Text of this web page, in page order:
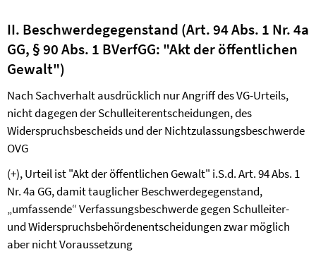
II. Beschwerdegegenstand (Art. 94 Abs. 1 Nr. 4a
GG, § 90 Abs. 1 BVerfGG: "Akt der öffentlichen
Gewalt")
Nach Sachverhalt ausdrücklich nur Angriff des VG-Urteils,
nicht dagegen der Schulleiterentscheidungen, des
Widerspruchsbescheids und der Nichtzulassungsbeschwerde
OVG
(+), Urteil ist "Akt der öffentlichen Gewalt" i.S.d. Art. 94 Abs. 1
Nr. 4a GG, damit tauglicher Beschwerdegegenstand,
„umfassende“ Verfassungsbeschwerde gegen Schulleiter-
und Widerspruchsbehördenentscheidungen zwar möglich
aber nicht Voraussetzung